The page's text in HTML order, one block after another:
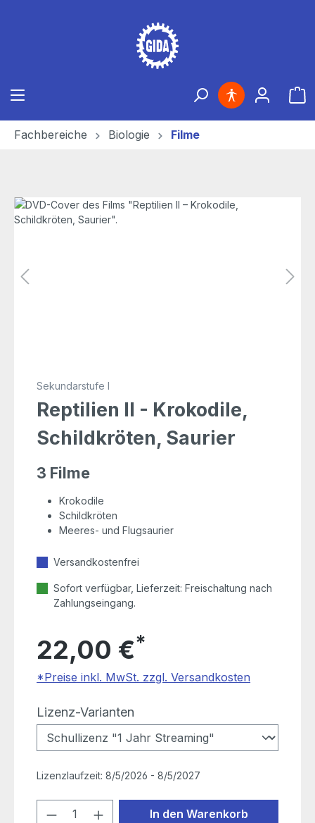
Fachbereiche Biologie Filme
Bildergalerie überspringen
Sekundarstufe I
Reptilien II - Krokodile,
Schildkröten, Saurier
3 Filme
Krokodile
Schildkröten
Meeres- und Flugsaurier
Versandkostenfrei
Sofort verfügbar, Lieferzeit: Freischaltung nach
Zahlungseingang.
22,00 €*
*Preise inkl. MwSt. zzgl. Versandkosten
Lizenz-Varianten
Lizenzlaufzeit:8/5/2026 - 8/5/2027
Produkt Anzahl: Gib den
In den Warenkorb